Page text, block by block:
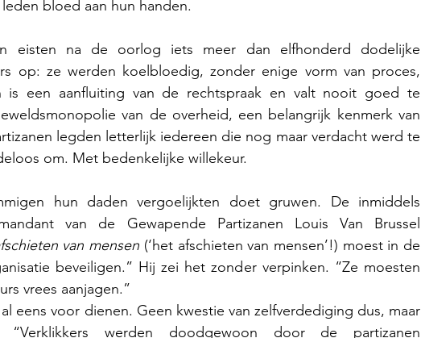
bloed aan hun handen.
eisten na de oorlog iets meer dan elfhonderd dodelijke
op: ze werden koelbloedig, zonder enige vorm van proces,
is een aanfluiting van de rechtspraak en valt nooit goed te
van de overheid, een belangrijk kenmerk van
legden letterlijk iedereen die nog maar verdacht werd te
om. Met bedenkelijke willekeur.
hun daden vergoelijkten doet gruwen. De inmiddels
van de Gewapende Partizanen Louis Van Brussel
van mensen (‘het afschieten van mensen’!) moest in de
beveiligen.” Hij zei het zonder verpinken. “Ze moesten
vrees aanjagen.”
eens voor dienen. Geen kwestie van zelfverdediging dus, maar